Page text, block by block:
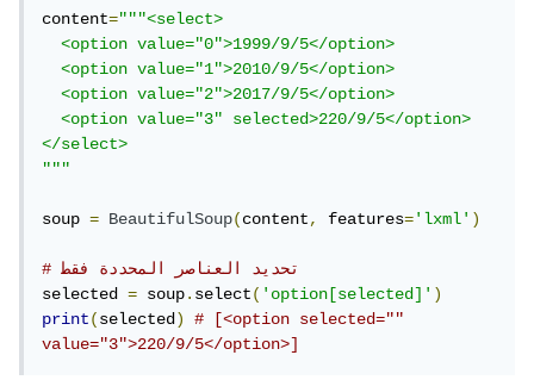
content="""<select>
  <option value="0">1999/9/5</option>
  <option value="1">2010/9/5</option>
  <option value="2">2017/9/5</option>
  <option value="3" selected>220/9/5</option>
</select>
"""
soup = BeautifulSoup(content, features='lxml')
# تحديد العناصر المحددة فقط
selected = soup.select('option[selected]')
print(selected)
# [<option selected=""
value="3">220/9/5</option>]